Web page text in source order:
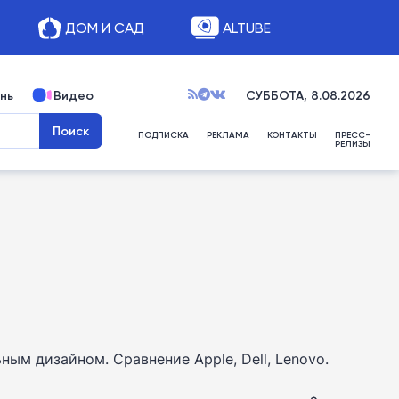
ДОМ И САД ALTUBE
Видео СУББОТА, 8.08.2026
ПОДПИСКА РЕКЛАМА КОНТАКТЫ ПРЕСС-
РЕЛИЗЫ
дизайном. Сравнение Apple, Dell, Lenovo.